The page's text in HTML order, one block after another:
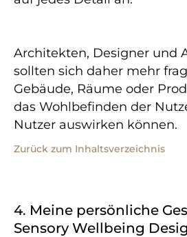
Architekten, Designer und
sollten sich daher mehr
Gebäude, Räume oder
das Wohlbefinden der
Nutzer auswirken können.
Zurück zum Inhaltsverzeichnis
4. Meine persönliche
Sensory Wellbeing